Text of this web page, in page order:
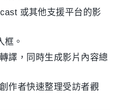
或其他支援平台的影
框。
譯，同時生成影片內容總
作者快速整理受訪者觀